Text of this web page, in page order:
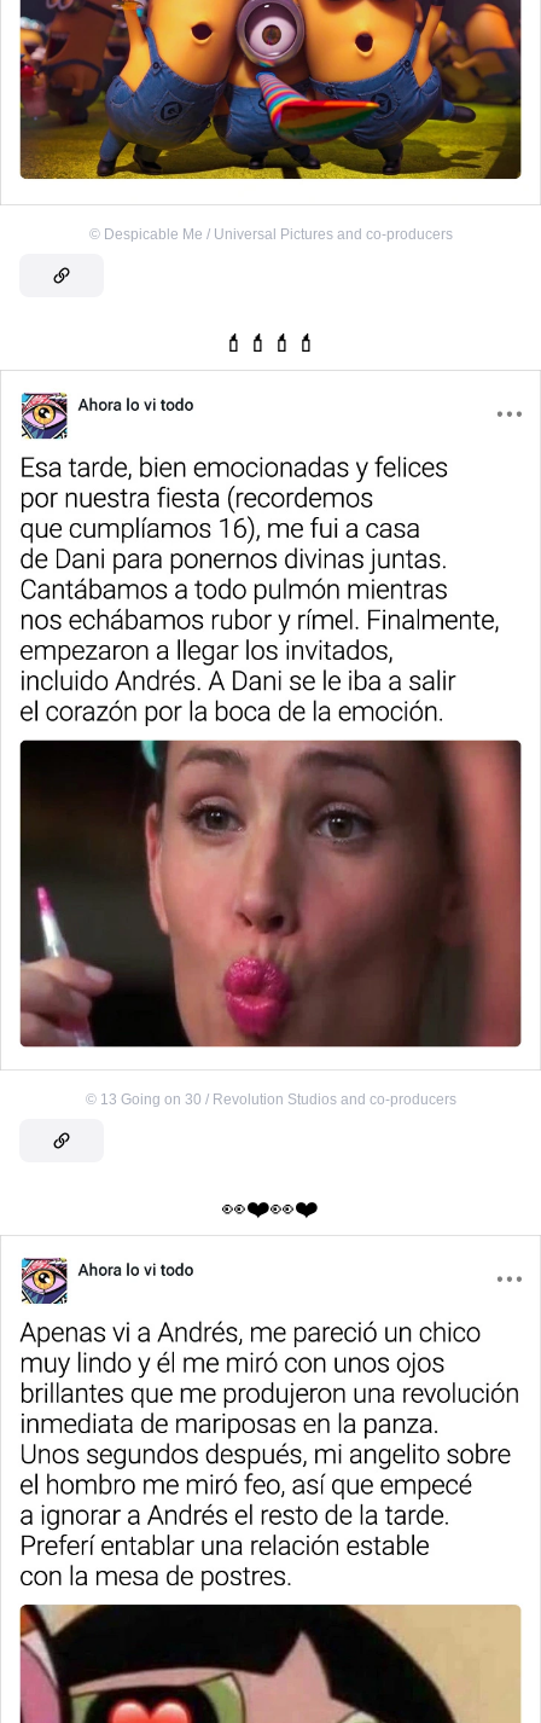
© Despicable Me / Universal Pictures and co-producers
💄💄💄💄
© 13 Going on 30 / Revolution Studios and co-producers
👀❤️👀❤️